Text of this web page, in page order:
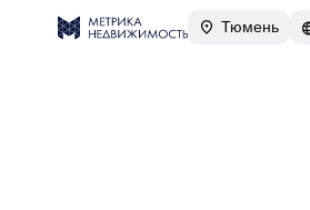
Тюмень